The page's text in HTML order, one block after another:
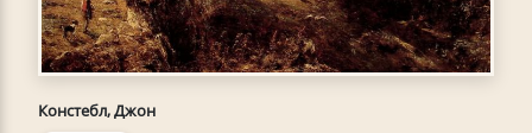
Констебл, Джон